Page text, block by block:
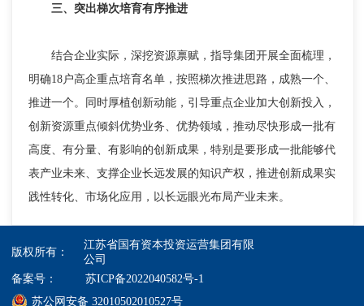
三、突出梯次培育有序推进
结合企业实际，深挖资源禀赋，指导集团开展全面梳理，
明确18户高企重点培育名单，按照梯次推进思路，成熟一个、
推进一个。同时厚植创新动能，引导重点企业加大创新投入，
创新资源重点倾斜优势业务、优势领域，推动尽快形成一批有
高度、有分量、有影响的创新成果，特别是要形成一批能够代
表产业未来、支撑企业长远发展的知识产权，推进创新成果实
践性转化、市场化应用，以长远眼光布局产业未来。
版权所有：
江苏省国有资本投资运营集团有限
公司
备案号：
苏ICP备2022040582号-1
苏公网安备 32010502010527号